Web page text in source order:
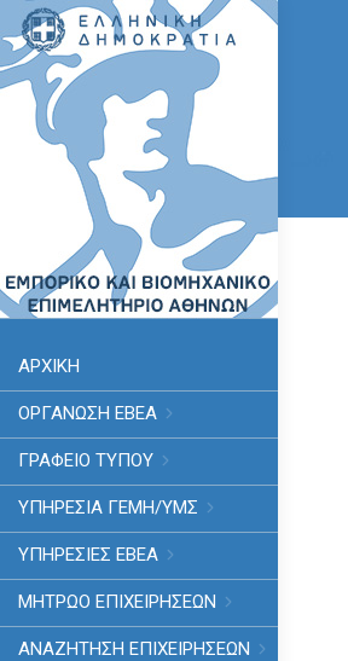
ΑΡΧΙΚΗ
ΟΡΓΑΝΩΣΗ ΕΒΕΑ
ΓΡΑΦΕΙΟ ΤΥΠΟΥ
ΥΠΗΡΕΣΊΑ ΓΕΜΗ/ΥΜΣ
ΥΠΗΡΕΣΙΕΣ ΕΒΕΑ
ΜΗΤΡΩΟ ΕΠΙΧΕΙΡΗΣΕΩΝ
ΑΝΑΖΗΤΗΣΗ ΕΠΙΧΕΙΡΗΣΕΩΝ